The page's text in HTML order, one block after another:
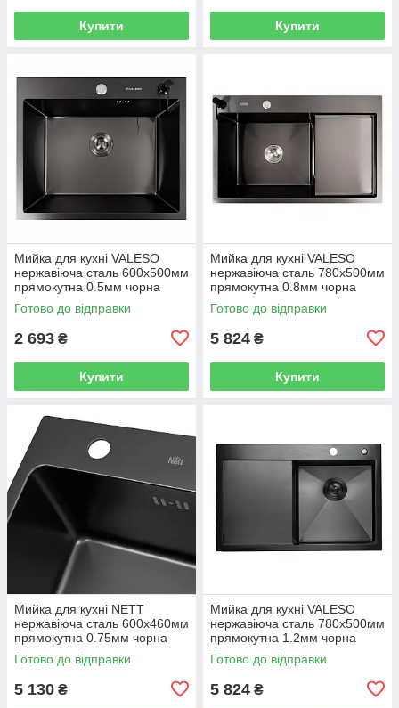
Купити Купити
Мийка для кухні VALESO
нержавіюча сталь 600x500мм
прямокутна 0.5мм чорна
PLS-A44310
Готово до відправки
2 693 ₴
Купити
Мийка для кухні VALESO
нержавіюча сталь 780x500мм
прямокутна 0.8мм чорна
PLS-A43039
Готово до відправки
5 824 ₴
Купити
Мийка для кухні NETT
нержавіюча сталь 600x460мм
прямокутна 0.75мм чорна
NT-045720
Готово до відправки
5 130 ₴
Мийка для кухні VALESO
нержавіюча сталь 780x500мм
прямокутна 1.2мм чорна
PLS-A33657
Готово до відправки
5 824 ₴